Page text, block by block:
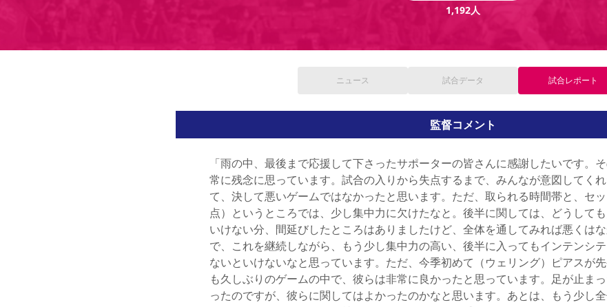
1,192人
ニュース 試合データ 試合レポート
監督コメント
「雨の中、最後まで応援して下さったサポーターの皆さんに感謝したいです。
常に残念に思っています。試合の入りから失点するまで、みんなが意図してく
て、決して悪いゲームではなかったと思います。ただ、取られる時間帯と、セ
点）というところでは、少し集中力に欠けたなと。後半に関しては、どうして
いけない分、間延びしたところはありましたけど、全体を通してみれば悪くは
で、これを継続しながら、もう少し集中力の高い、後半に入ってもインテンシ
ないといけないなと思っています。ただ、今季初めて（ウェリング）ピアスが
も久しぶりのゲームの中で、彼らは非常に良かったと思っています。足が止ま
ったのですが、彼らに関してはよかったのかなと思います。あとは、もう少し